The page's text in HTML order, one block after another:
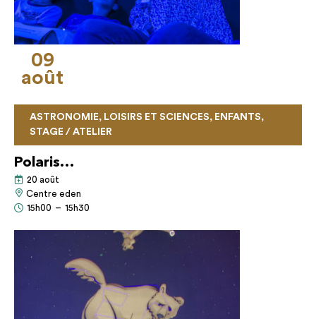
ASTRONOMIE, LOISIRS ET SCIENCES, ENFANTS,
STAGE / ATELIER
Polaris…
20 août
Centre eden
15h00 – 15h30
09
août